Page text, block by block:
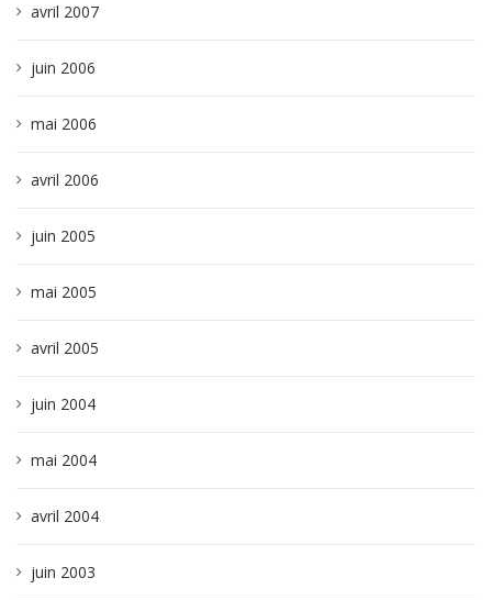
avril 2007
juin 2006
mai 2006
avril 2006
juin 2005
mai 2005
avril 2005
juin 2004
mai 2004
avril 2004
juin 2003